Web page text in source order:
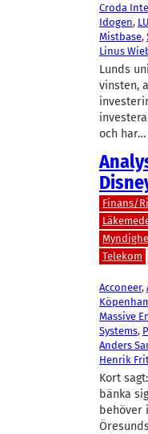
Croda
Idogen,
Mistbase,
Linus
Lunds
vinsten,
och har…
Finans/
Telekom
Acconeer,
Massive
Systems,
Anders
Henrik
Kort
bänka
behöver